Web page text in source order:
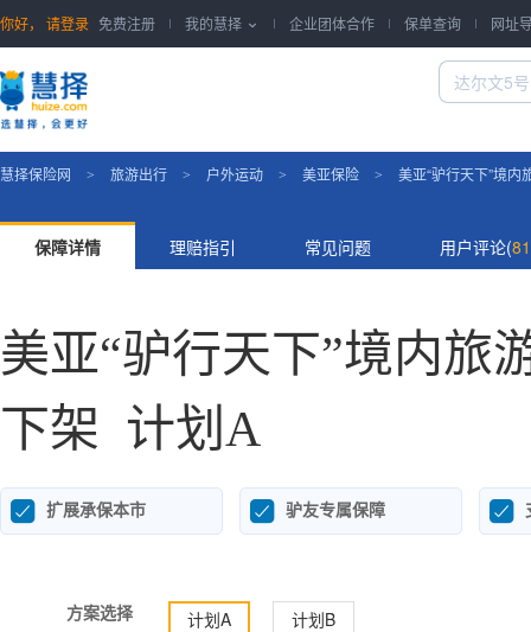
你好， 请登录 免费注册 我的慧择  企业团体合作 保单查询 网址
慧择保险网 > 旅游出行 > 户外运动 > 美亚保险 > 美亚“驴行天下”境
保障详情 理赔指引 常见问题 用户评论(
美亚“驴行天下”境内
下架 计划A
 扩展承保本市  驴友专属保障 
方案选择 计划A 计划B